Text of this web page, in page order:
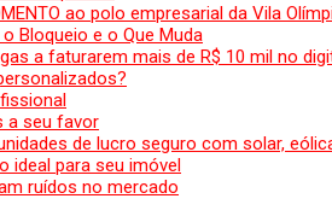
ao polo empresarial da Vila
Bloqueio e o Que Muda
a faturarem mais de R$ 10 mil no
a seu favor
de lucro seguro com solar,
ideal para seu imóvel
ruídos no mercado